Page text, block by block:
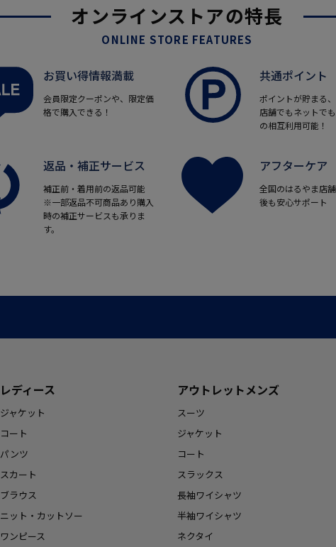
オンラインストアの特長
ONLINE STORE FEATURES
お買い得情報満載
会員限定クーポンや、限定価
格で購入できる！
共通ポイント
ポイントが貯まる
店舗でもネットで
の相互利用可能！
返品・補正サービス
補正前・着用前の返品可能
※一部返品不可商品あり購入
時の補正サービスも承りま
す。
アフターケア
全国のはるやま店
後も安心サポート
レディース
ジャケット
コート
パンツ
スカート
ブラウス
ニット・カットソー
ワンピース
アウトレットメンズ
スーツ
ジャケット
コート
スラックス
長袖ワイシャツ
半袖ワイシャツ
ネクタイ